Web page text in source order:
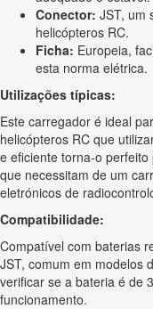
Conector: JST, um
helicópteros RC.
Ficha: Europeia,
esta norma elétrica.
Utilizações típicas:
Este carregador é ideal
helicópteros RC que
e eficiente torna-o
que necessitam de um
eletrónicos de
Compatibilidade:
Compatível com baterias
JST, comum em modelos
verificar se a bateria é de
funcionamento.